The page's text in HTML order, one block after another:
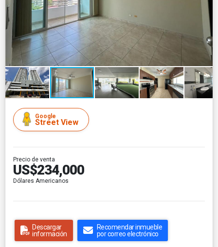
Google
Street View
Precio de venta
US$234,000
Dólares Americanos
Descargar
información
Recomendar inmueble
por correo electrónico